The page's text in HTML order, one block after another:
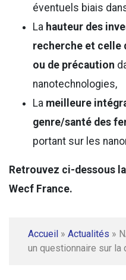
éventuels biais
La hauteur des
recherche et celle
ou de précaution
nanotechnologies,
La meilleure
genre/santé des
portant sur les
Retrouvez ci-dessous
Wecf France.
Accueil » Actualités »
un questionnaire sur la